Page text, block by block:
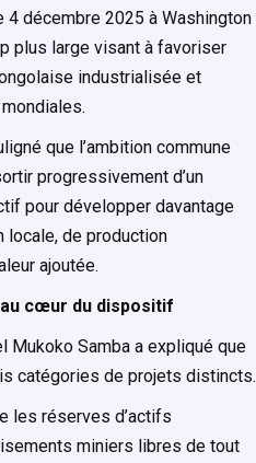
4 décembre 2025 à Washington
plus large visant à favoriser
industrialisée et
que l’ambition commune
progressivement d’un
pour développer davantage
locale, de production
ajoutée.
cœur du dispositif
Mukoko Samba a expliqué que
catégories de projets distincts.
les réserves d’actifs
miniers libres de tout